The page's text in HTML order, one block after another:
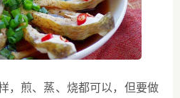
，煎、蒸、烧都可以，但要做